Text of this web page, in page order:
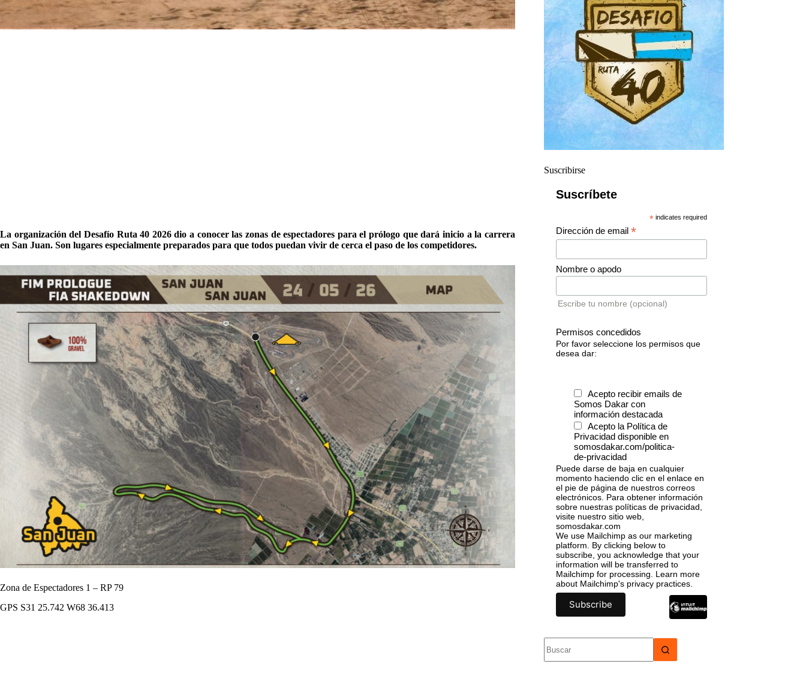
La organización del Desafío Ruta 40 2026 dio a conocer las zonas de espectadores para el prólogo que dará inicio a la carrera
en San Juan. Son lugares especialmente preparados para que todos puedan vivir de cerca el paso de los competidores.
Zona de Espectadores 1 – RP 79
GPS S31 25.742 W68 36.413
Suscribirse
Suscríbete
* indicates required
Dirección de email*
Nombre o apodo
Escribe tu nombre (opcional)
Permisos concedidos
Por favor seleccione los permisos que
desea dar:
Acepto recibir emails de
Somos Dakar con
información destacada
Acepto la Política de
Privacidad disponible en
somosdakar.com/politica-
de-privacidad
Puede darse de baja en cualquier
momento haciendo clic en el enlace en
el pie de página de nuestros correos
electrónicos. Para obtener información
sobre nuestras políticas de privacidad,
visite nuestro sitio web,
somosdakar.com
We use Mailchimp as our marketing
platform. By clicking below to
subscribe, you acknowledge that your
information will be transferred to
Mailchimp for processing. Learn more
about Mailchimp's privacy practices.